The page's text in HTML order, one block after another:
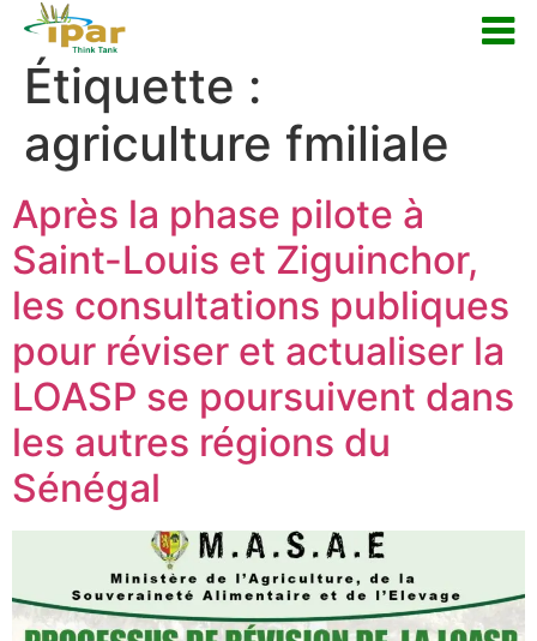
Étiquette :
agriculture fmiliale
Après la phase pilote à
Saint-Louis et Ziguinchor,
les consultations publiques
pour réviser et actualiser la
LOASP se poursuivent dans
les autres régions du
Sénégal